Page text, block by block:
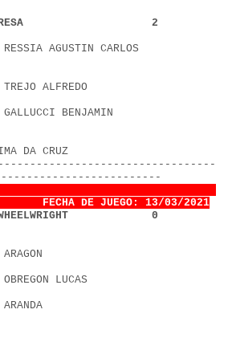
2
AGUSTIN CARLOS
ALFREDO
BENJAMIN
LIMA DA CRUZ
DIVISION
FECHA DE JUEGO: 13/03/2021
0
LUCAS